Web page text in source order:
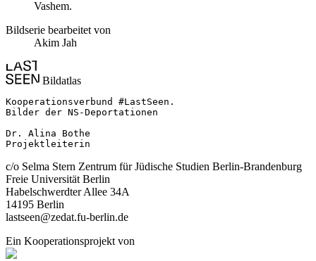
Vashem.
Bildserie bearbeitet von
Akim Jah
Bildatlas
Kooperationsverbund #LastSeen.
Bilder der NS-Deportationen
Dr. Alina Bothe
Projektleiterin
c/o Selma Stern Zentrum für Jüdische Studien Berlin-Brandenburg
Freie Universität Berlin
Habelschwerdter Allee 34A
14195 Berlin
lastseen@zedat.fu-berlin.de
Ein Kooperationsprojekt von